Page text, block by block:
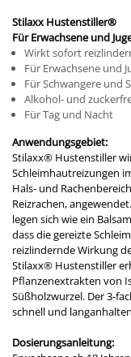
Stilaxx Hustenstiller®
Für Erwachsene und
Wirkt sofort
Für Erwachsene und
Für Schwangere und
Alkohol- und
Für Tag und Nacht
Anwendungsgebiet:
Stilaxx® Hustenstiller
Schleimhautreizungen
Hals- und
Reizrachen,
legen sich wie ein
dass die gereizte
reizlindernde Wirkung
Stilaxx® Hustenstiller
Pflanzenextrakten von
Süßholzwurzel. Der 3-
schnell und
Dosierungsanleitung: